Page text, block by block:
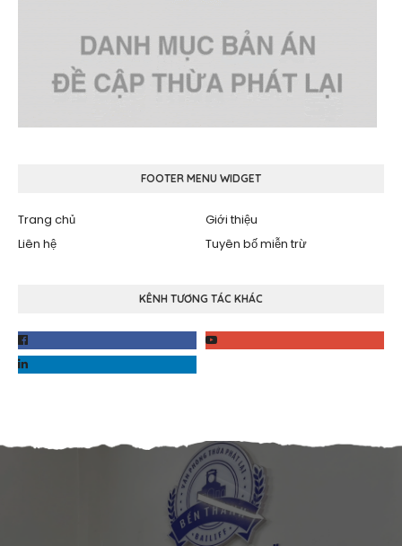
FOOTER MENU WIDGET
Trang chủ
Giới thiệu
Liên hệ
Tuyên bố miễn trừ
KÊNH TƯƠNG TÁC KHÁC